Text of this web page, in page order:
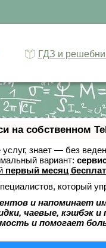
ГДЗ и
на собственном
услуг, знает — без
вариант:
первый месяц
который
и напоминает
чаевые, кэшбэк
и помогает